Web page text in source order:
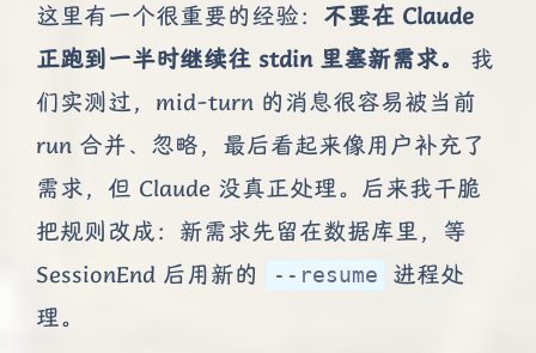
这里有一个很重要的经验： 不要在 Claude
正跑到一半时继续往 stdin 里塞新需求。
我
们实测过，mid-turn 的消息很容易被当前
run 合并、忽略，最后看起来像用户补充了
需求，但 Claude 没真正处理。后来我干脆
把规则改成：新需求先留在数据库里，等
SessionEnd 后用新的
--resume
进程处
理。